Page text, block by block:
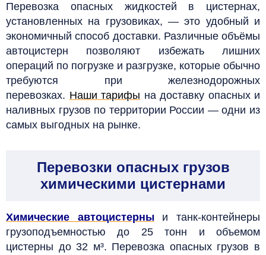
Перевозка опасных жидкостей в цистернах,
установленных на грузовиках, — это удобный и
экономичный способ доставки. Различные объёмы
автоцистерн позволяют избежать лишних
операций по погрузке и разгрузке, которые обычно
требуются при железнодорожных
перевозках. Наши тарифы на доставку опасных и
наливных грузов по территории России — одни из
самых выгодных на рынке.
Перевозки опасных грузов
химическими цистернами
Химические автоцистерны
и танк-контейнеры
грузоподъемностью до 25 тонн и объемом
цистерны до 32 м³. Перевозка опасных грузов в